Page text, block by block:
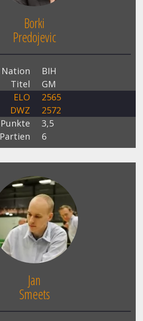
Borki
Predojevic
Nation
BIH
Titel
GM
ELO
2565
DWZ
2572
Punkte
3,5
Partien
6
Jan
Smeets